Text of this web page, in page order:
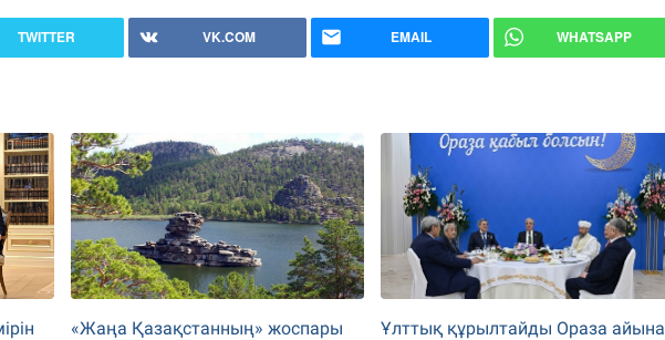
TWITTER VK.COM EMAIL WHATSAPP
«Жаңа Қазақстанның» жоспары
Ұлттық құрылтайды Ораза айына